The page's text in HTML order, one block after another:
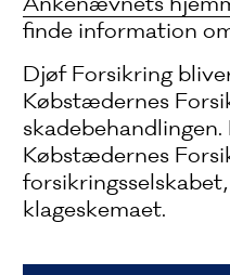
finde information
Djøf Forsikring
Købstædernes
Købstædernes
klageskemaet.